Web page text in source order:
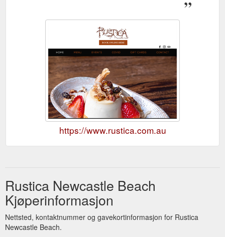
https://www.rustica.com.au
Rustica Newcastle Beach
Kjøperinformasjon
Nettsted, kontaktnummer og gavekortinformasjon for Rustica
Newcastle Beach.